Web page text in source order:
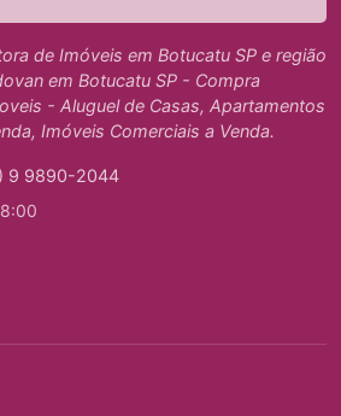
de Imóveis em Botucatu SP e região
em Botucatu SP - Compra
- Aluguel de Casas, Apartamentos
Imóveis Comerciais a Venda.
9 9890-2044